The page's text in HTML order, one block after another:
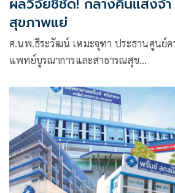
ผลวิจัยชี้ชัด! กลางคืนแสงจ้
สุขภาพแย่
ศ.นพ.ธีระวัฒน์ เหมะจุฑา ประธานศูนย์ค
แพทย์บูรณาการและสาธารณสุข
รังสิต